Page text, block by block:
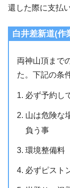
還した際に支払
白井差新道(作
両神山頂まで
た。下記の条
必ず予約し
山は危険な
負う事
環境整備料
必ずピスト